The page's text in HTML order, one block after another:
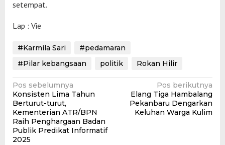
setempat.
Lap : Vie
#Karmila Sari
#pedamaran
#Pilar kebangsaan
politik Rokan Hilir
Navigasi
pos
Pos sebelumnya
Konsisten Lima Tahun
Berturut-turut,
Kementerian ATR/BPN
Raih Penghargaan Badan
Publik Predikat Informatif
2025
Pos berikutnya
Elang Tiga Hambalang
Pekanbaru Dengarkan
Keluhan Warga Kulim